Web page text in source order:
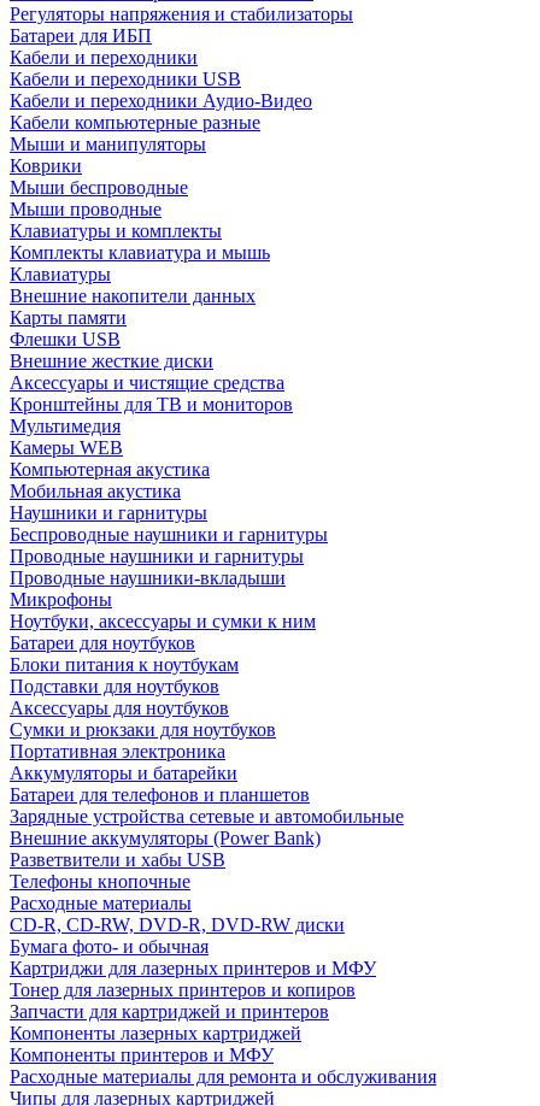
Регуляторы напряжения и стабилизаторы
Батареи для ИБП
Кабели и переходники
Кабели и переходники USB
Кабели и переходники Аудио-Видео
Кабели компьютерные разные
Мыши и манипуляторы
Коврики
Мыши беспроводные
Мыши проводные
Клавиатуры и комплекты
Комплекты клавиатура и мышь
Клавиатуры
Внешние накопители данных
Карты памяти
Флешки USB
Внешние жесткие диски
Аксессуары и чистящие средства
Кронштейны для ТВ и мониторов
Мультимедия
Камеры WEB
Компьютерная акустика
Мобильная акустика
Наушники и гарнитуры
Беспроводные наушники и гарнитуры
Проводные наушники и гарнитуры
Проводные наушники-вкладыши
Микрофоны
Ноутбуки, аксессуары и сумки к ним
Батареи для ноутбуков
Блоки питания к ноутбукам
Подставки для ноутбуков
Аксессуары для ноутбуков
Сумки и рюкзаки для ноутбуков
Портативная электроника
Аккумуляторы и батарейки
Батареи для телефонов и планшетов
Зарядные устройства сетевые и автомобильные
Внешние аккумуляторы (Power Bank)
Разветвители и хабы USB
Телефоны кнопочные
Расходные материалы
CD-R, CD-RW, DVD-R, DVD-RW диски
Бумага фото- и обычная
Картриджи для лазерных принтеров и МФУ
Тонер для лазерных принтеров и копиров
Запчасти для картриджей и принтеров
Компоненты лазерных картриджей
Компоненты принтеров и МФУ
Расходные материалы для ремонта и обслуживания
Чипы для лазерных картриджей